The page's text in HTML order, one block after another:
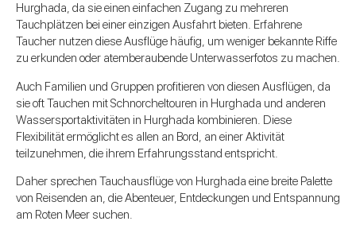
Hurghada, da sie einen einfachen Zugang zu mehreren
Tauchplätzen bei einer einzigen Ausfahrt bieten. Erfahrene
Taucher nutzen diese Ausflüge häufig, um weniger bekannte Riffe
zu erkunden oder atemberaubende Unterwasserfotos zu machen.
Auch Familien und Gruppen profitieren von diesen Ausflügen, da
sie oft Tauchen mit Schnorcheltouren in Hurghada und anderen
Wassersportaktivitäten in Hurghada kombinieren. Diese
Flexibilität ermöglicht es allen an Bord, an einer Aktivität
teilzunehmen, die ihrem Erfahrungsstand entspricht.
Daher sprechen Tauchausflüge von Hurghada eine breite Palette
von Reisenden an, die Abenteuer, Entdeckungen und Entspannung
am Roten Meer suchen.